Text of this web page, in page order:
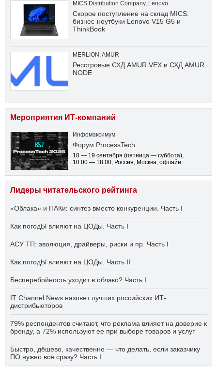
MICS Distribution Company, Lenovo
Скорое поступление на склад MICS:
бизнес-ноутбуки Lenovo V15 G5 и
ThinkBook
MERLION ,AMUR
Ресстровые СХД AMUR VEX и СХД AMUR
NODE
Мероприятия ИТ-компаний
Инфомаксимум
Форум ProcessTech
18 — 19 сентября (пятница — суббота),
10:00 — 18:00, Россия, Москва, офлайн
Лидеры читательского рейтинга
«Облака» и ПАКи: синтез вместо конкуренции. Часть I
Как погодЫ влияют на ЦОДы. Часть I
АСУ ТП: эволюция, драйверы, риски и пр. Часть I
Как погодЫ влияют на ЦОДы. Часть II
Бесперебойность уходит в облако? Часть I
IT Channel News назовет лучших российских ИТ-
дистрибьюторов
79% респондентов считают, что реклама влияет на доверие к
бренду, а 72% используют ее при выборе товаров и услуг
Быстро, дёшево, качественно — что делать, если заказчику
ПО нужно всё сразу? Часть I